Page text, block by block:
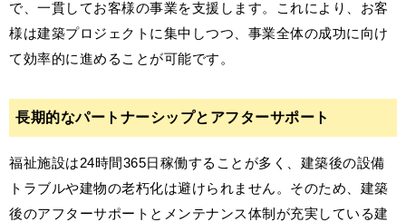
で、一貫してお客様の事業を支援します。これにより、お客
様は建築プロジェクトに集中しつつ、事業全体の成功に向け
て効率的に進めることが可能です。
長期的なパートナーシップとアフターサポート
福祉施設は24時間365日稼働することが多く、建築後の設備
トラブルや建物の老朽化は避けられません。そのため、建築
後のアフターサポートとメンテナンス体制が充実している建